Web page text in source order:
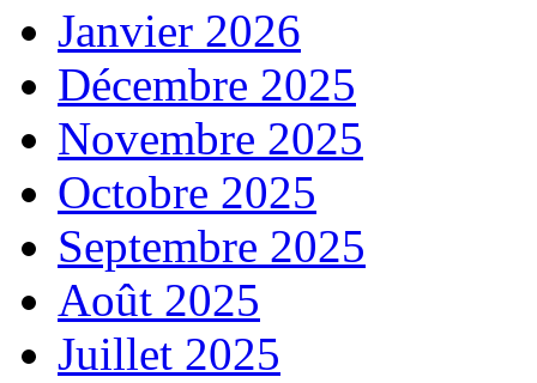
Janvier 2026
Décembre 2025
Novembre 2025
Octobre 2025
Septembre 2025
Août 2025
Juillet 2025